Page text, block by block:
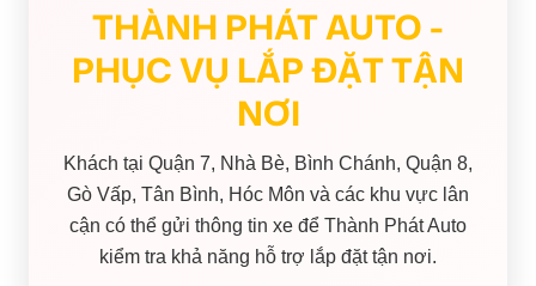
THÀNH PHÁT AUTO -
PHỤC VỤ LẮP ĐẶT TẬN
NƠI
Khách tại Quận 7, Nhà Bè, Bình Chánh, Quận 8,
Gò Vấp, Tân Bình, Hóc Môn và các khu vực lân
cận có thể gửi thông tin xe để Thành Phát Auto
kiểm tra khả năng hỗ trợ lắp đặt tận nơi.